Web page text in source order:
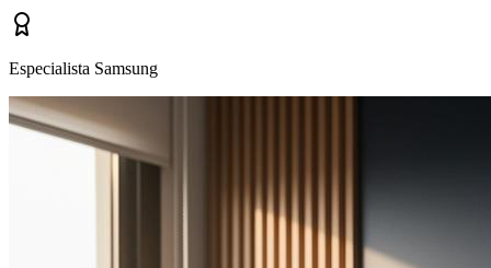
Especialista Samsung